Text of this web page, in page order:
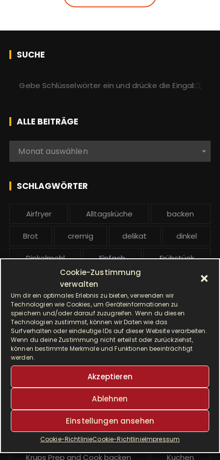
Cookie-Zustimmung
verwalten
Um dir ein optimales Erlebnis zu bieten, verwenden wir
Technologien wie Cookies, um Geräteinformationen zu
speichern und/oder darauf zuzugreifen. Wenn du diesen
Technologien zustimmst, können wir Daten wie das
Surfverhalten oder eindeutige IDs auf dieser Website verarbeiten.
Wenn du deine Zustimmung nicht erteilst oder zurückziehst,
können bestimmte Merkmale und Funktionen beeinträchtigt
werden.
Akzeptieren
Ablehnen
Einstellungen ansehen
Cookie-RichtlinieCookie-RichtlinieImpressum
SUCHE
h
e
n
c
:
ALLE BEITRÄGE
e
ä
Monat auswählen
SCHLAGWÖRTER
Airfryer Alltagsküche backen
Brot cremig delikat dinkel
Dinkelmehl Einfach Frühstück
Hauptgericht Hefe Hefeteig
HP5031 HP 5031
I Prep & Cook Gourmet kochen
Krups Krups Master Perfect Gourmet
Krups Prep & Cook
Krups Prep & Cook Rezepte
Krups Prep and Cook
Krups Prep and Cook backen Kuchen